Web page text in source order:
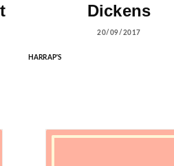
Dickens
20/09/2017
HARRAP'S